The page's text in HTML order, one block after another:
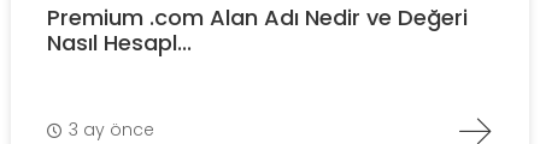
Premium .com Alan Adı Nedir ve Değeri
Nasıl Hesapl...
3 ay önce